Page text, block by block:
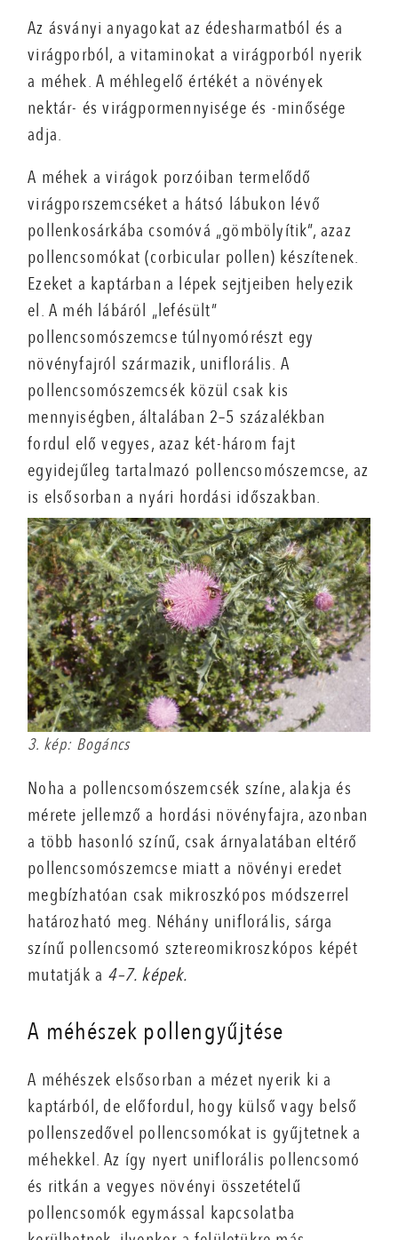
Az ásványi anyagokat az édesharmatból és a
virágporból, a vitaminokat a virágporból nyerik
a méhek. A méhlegelő értékét a növények
nektár- és virágpormennyisége és -minősége
adja.
A méhek a virágok porzóiban termelődő
virágporszemcséket a hátsó lábukon lévő
pollenkosárkába csomóvá „gömbölyítik”, azaz
pollencsomókat (corbicular pollen) készítenek.
Ezeket a kaptárban a lépek sejtjeiben helyezik
el. A méh lábáról „lefésült”
pollencsomószemcse túlnyomórészt egy
növényfajról származik, uniflorális. A
pollencsomószemcsék közül csak kis
mennyiségben, általában 2–5 százalékban
fordul elő vegyes, azaz két-három fajt
egyidejűleg tartalmazó pollencsomószemcse, az
is elsősorban a nyári hordási időszakban.
3. kép: Bogáncs
Noha a pollencsomószemcsék színe, alakja és
mérete jellemző a hordási növényfajra, azonban
a több hasonló színű, csak árnyalatában eltérő
pollencsomószemcse miatt a növényi eredet
megbízhatóan csak mikroszkópos módszerrel
határozható meg. Néhány uniflorális, sárga
színű pollencsomó sztereomikroszkópos képét
mutatják a 4–7. képek.
A méhészek pollengyűjtése
A méhészek elsősorban a mézet nyerik ki a
kaptárból, de előfordul, hogy külső vagy belső
pollenszedővel pollencsomókat is gyűjtetnek a
méhekkel. Az így nyert uniflorális pollencsomó
és ritkán a vegyes növényi összetételű
pollencsomók egymással kapcsolatba